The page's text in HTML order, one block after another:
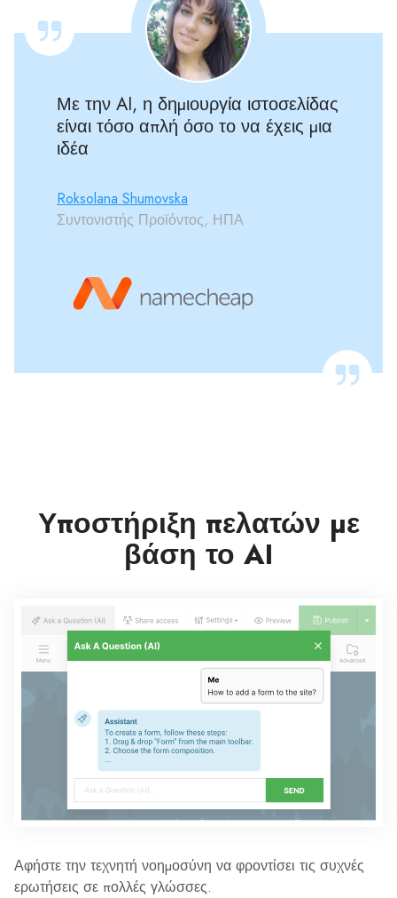
Με την AI, η δημιουργία ιστοσελίδας
είναι τόσο απλή όσο το να έχεις μια
ιδέα
Roksolana Shumovska
Συντονιστής Προϊόντος, ΗΠΑ
Υποστήριξη πελατών με
βάση το AI
Αφήστε την τεχνητή νοημοσύνη να φροντίσει τις συχνές
ερωτήσεις σε πολλές γλώσσες.